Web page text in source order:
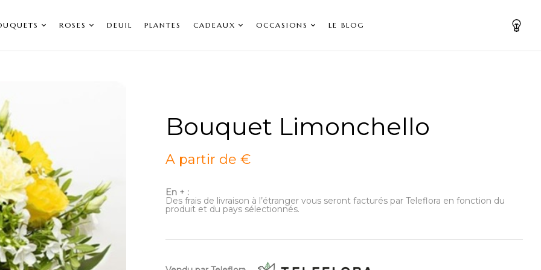
ROSES DEUIL PLANTES CADEAUX OCCASIONS LE BLOG
Bouquet Limonchello
A partir de €
En + :
Des frais de livraison à l’étranger vous seront facturés par Teleflora en fonction du
produit et du pays sélectionnés.